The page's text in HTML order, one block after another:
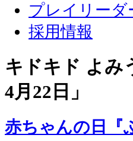
プレイリーダ
採用情報
キドキド よ
4月22日 」
赤ちゃんの日『